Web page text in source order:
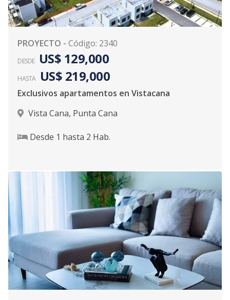
PROYECTO - Código: 2340
DESDE US$ 129,000
HASTA US$ 219,000
Exclusivos apartamentos en Vistacana
Vista Cana, Punta Cana
Desde 1 hasta 2 Hab.